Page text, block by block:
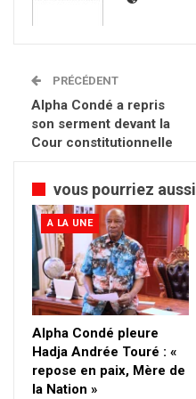
PRÉCÉDENT
Alpha Condé a repris
son serment devant la
Cour constitutionnelle
vous pourriez
A LA UNE
Alpha Condé pleure
Hadja Andrée Touré : «
repose en paix, Mère de
la Nation »